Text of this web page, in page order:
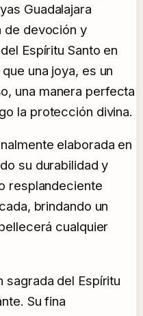
Guadalajara
de devoción y
Espíritu Santo en
una joya, es un
una manera perfecta
la protección divina.
elaborada en
su durabilidad y
resplandeciente
brindando un
cualquier
sagrada del Espíritu
Su fina